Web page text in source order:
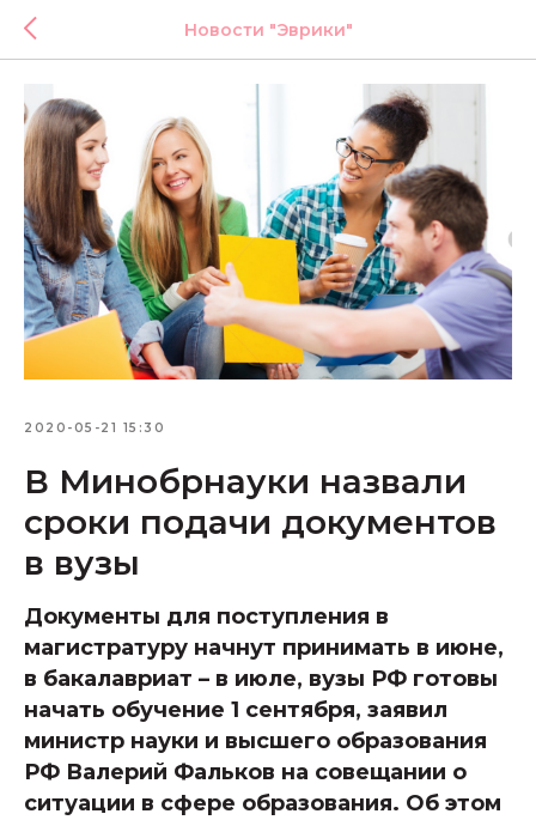
Новости "Эврики"
2020-05-21 15:30
В Минобрнауки назвали
сроки подачи документов
в вузы
Документы для поступления в
магистратуру начнут принимать в июне,
в бакалавриат – в июле, вузы РФ готовы
начать обучение 1 сентября, заявил
министр науки и высшего образования
РФ Валерий Фальков на совещании о
ситуации в сфере образования. Об этом